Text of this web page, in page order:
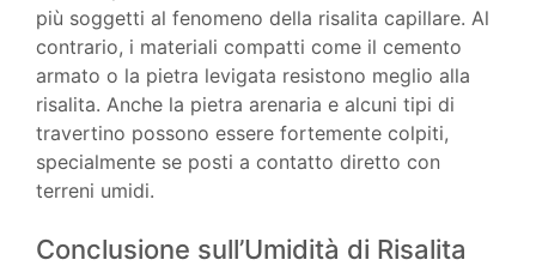
più soggetti al fenomeno della risalita capillare. Al
contrario, i materiali compatti come il cemento
armato o la pietra levigata resistono meglio alla
risalita. Anche la pietra arenaria e alcuni tipi di
travertino possono essere fortemente colpiti,
specialmente se posti a contatto diretto con
terreni umidi.
Conclusione sull’Umidità di Risalita